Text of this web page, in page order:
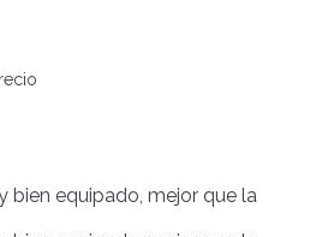
bien equipado, mejor que la